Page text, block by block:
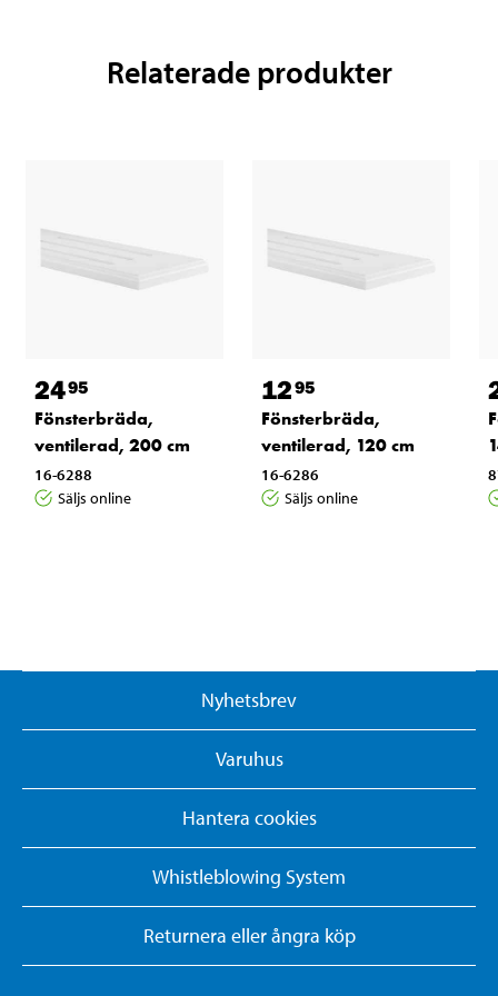
Relaterade produkter
2495
Fönsterbräda,
ventilerad, 200 cm
16-6288
Säljs online
1295
Fönsterbräda,
ventilerad, 120 cm
16-6286
Säljs online
Nyhetsbrev
Varuhus
Hantera cookies
Whistleblowing System
Returnera eller ångra köp